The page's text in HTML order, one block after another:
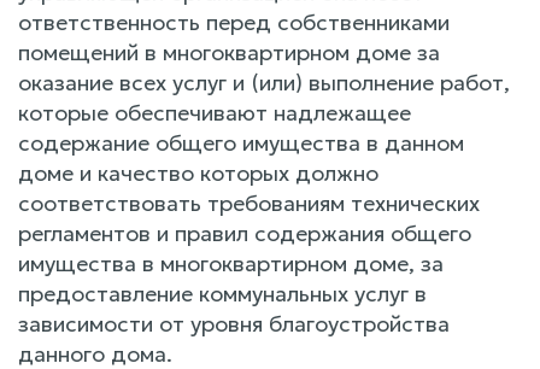
ответственность перед собственниками
помещений в многоквартирном доме за
оказание всех услуг и (или) выполнение работ,
которые обеспечивают надлежащее
содержание общего имущества в данном
доме и качество которых должно
соответствовать требованиям технических
регламентов и правил содержания общего
имущества в многоквартирном доме, за
предоставление коммунальных услуг в
зависимости от уровня благоустройства
данного дома.